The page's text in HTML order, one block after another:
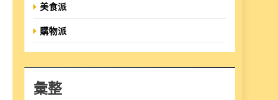
美食派
購物派
彙整